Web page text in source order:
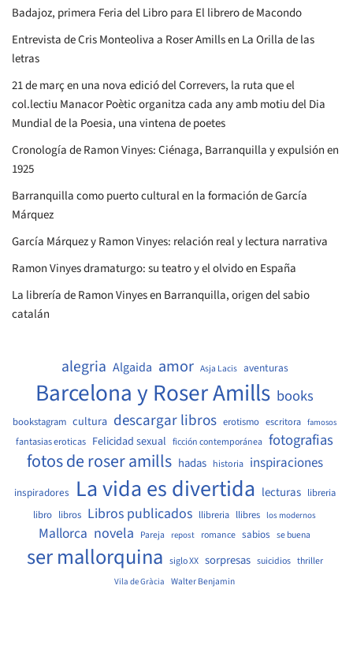
Badajoz, primera Feria del Libro para El librero de Macondo
Entrevista de Cris Monteoliva a Roser Amills en La Orilla de las
letras
21 de març en una nova edició del Correvers, la ruta que el
col.lectiu Manacor Poètic organitza cada any amb motiu del Dia
Mundial de la Poesia, una vintena de poetes
Cronología de Ramon Vinyes: Ciénaga, Barranquilla y expulsión en
1925
Barranquilla como puerto cultural en la formación de García
Márquez
García Márquez y Ramon Vinyes: relación real y lectura narrativa
Ramon Vinyes dramaturgo: su teatro y el olvido en España
La librería de Ramon Vinyes en Barranquilla, origen del sabio
catalán
alegria Algaida amor Asja Lacis aventuras
Barcelona y Roser Amills books
bookstagram cultura descargar libros erotismo escritora famosos
fantasias eroticas Felicidad sexual ficción contemporánea fotografias
fotos de roser amills hadas historia inspiraciones
inspiradores La vida es divertida lecturas libreria
libro libros Libros publicados llibreria llibres los modernos
Mallorca novela Pareja repost romance sabios se buena
ser mallorquina siglo XX sorpresas suicidios thriller
Vila de Gràcia Walter Benjamin